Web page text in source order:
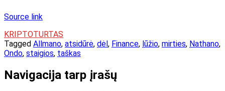
Source link
KRIPTOTURTAS
Tagged Allmano, atsidūrė, dėl, Finance, lūžio, mirties, Nathano,
Ondo, staigios, taškas
Navigacija tarp įrašų